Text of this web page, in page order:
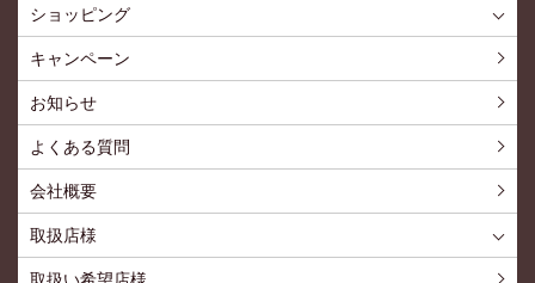
ショッピング
キャンペーン
お知らせ
よくある質問
会社概要
取扱店様